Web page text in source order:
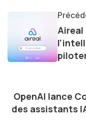
lumière les
innovations.
partager des
technologie sur
Aireal
OpenAI lance
des assistants